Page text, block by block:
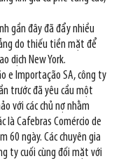
gần đây đã đẩy nhiều
do thiếu tiền mặt để
dịch New York.
e Importação SA, công ty
trước đã yêu cầu một
với các chủ nợ nhằm
là Cafebras Comércio de
60 ngày. Các chuyên gia
ty cuối cùng đối mặt với